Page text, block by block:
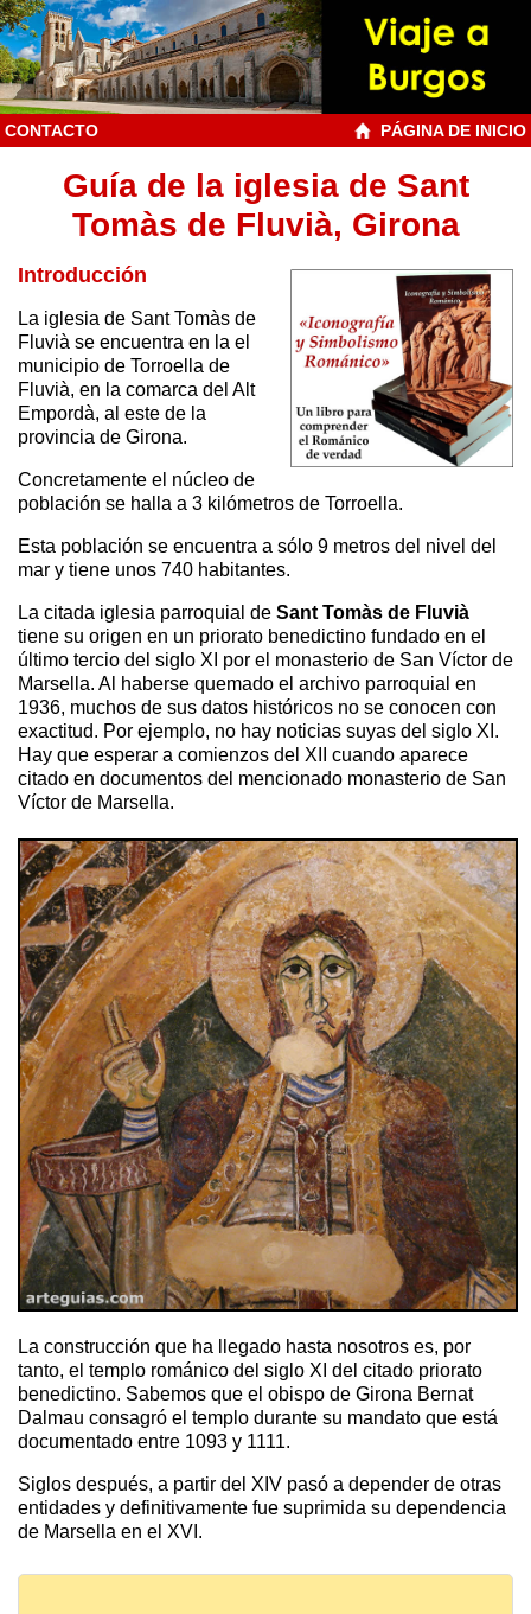
CONTACTO PÁGINA DE INICIO
Guía de la iglesia de Sant
Tomàs de Fluvià, Girona
Introducción
La iglesia de Sant Tomàs de
Fluvià se encuentra en la el
municipio de Torroella de
Fluvià, en la comarca del Alt
Empordà, al este de la
provincia de Girona.
Concretamente el núcleo de
población se halla a 3 kilómetros de Torroella.
Esta población se encuentra a sólo 9 metros del nivel del
mar y tiene unos 740 habitantes.
La citada iglesia parroquial de Sant Tomàs de Fluvià
tiene su origen en un priorato benedictino fundado en el
último tercio del siglo XI por el monasterio de San Víctor de
Marsella. Al haberse quemado el archivo parroquial en
1936, muchos de sus datos históricos no se conocen con
exactitud. Por ejemplo, no hay noticias suyas del siglo XI.
Hay que esperar a comienzos del XII cuando aparece
citado en documentos del mencionado monasterio de San
Víctor de Marsella.
La construcción que ha llegado hasta nosotros es, por
tanto, el templo románico del siglo XI del citado priorato
benedictino. Sabemos que el obispo de Girona Bernat
Dalmau consagró el templo durante su mandato que está
documentado entre 1093 y 1111.
Siglos después, a partir del XIV pasó a depender de otras
entidades y definitivamente fue suprimida su dependencia
de Marsella en el XVI.